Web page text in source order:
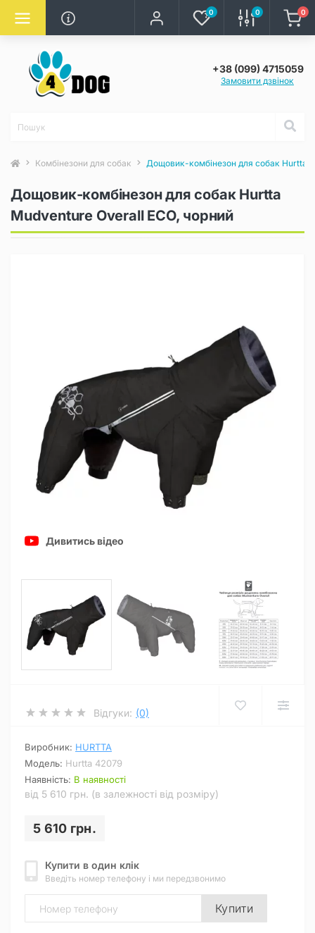
0 0 0
+38 (099) 4715059
Замовити дзвінок
Комбінезони для собак Дощовик-комбінезон для собак Hurtta
Дощовик-комбінезон для собак Hurtta
Mudventure Overall ECO, чорний
Дивитись відео
Відгуки: (0)
Виробник: HURTTA
Модель: Hurtta 42079
Наявність: В наявності
від 5 610 грн. (в залежності від розміру)
5 610 грн.
Купити в один клік
Введіть номер телефону і ми передзвонимо
Купити